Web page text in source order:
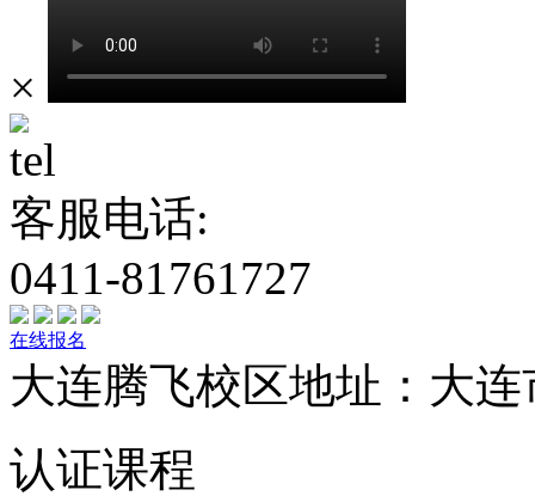
×
客服电话:
0411-81761727
在线报名
大连腾飞校区地址：大
认证课程